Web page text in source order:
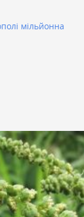
мільйонна